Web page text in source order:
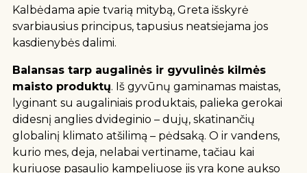
Kalbėdama apie tvarią mitybą, Greta išskyrė
svarbiausius principus, tapusius neatsiejama jos
kasdienybės dalimi.
Balansas tarp augalinės ir gyvulinės kilmės
maisto produktų. Iš gyvūnų gaminamas maistas,
lyginant su augaliniais produktais, palieka gerokai
didesnį anglies dvideginio – dujų, skatinančių
globalinį klimato atšilimą – pėdsaką. O ir vandens,
kurio mes, deja, nelabai vertiname, tačiau kai
kuriuose pasaulio kampeliuose jis yra kone aukso